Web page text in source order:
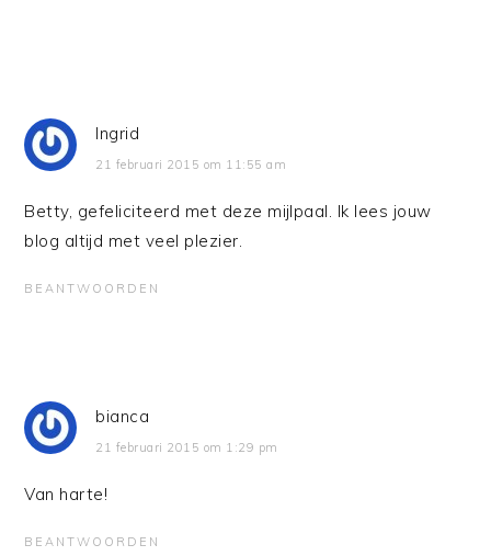
Ingrid
21 februari 2015 om 11:55 am
Betty, gefeliciteerd met deze mijlpaal. Ik lees jouw
blog altijd met veel plezier.
BEANTWOORDEN
bianca
21 februari 2015 om 1:29 pm
Van harte!
BEANTWOORDEN